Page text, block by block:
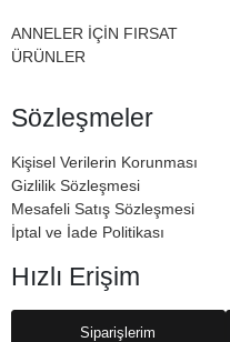
ANNELER İÇİN FIRSAT
ÜRÜNLER
Sözleşmeler
Kişisel Verilerin Korunması
Gizlilik Sözleşmesi
Mesafeli Satış Sözleşmesi
İptal ve İade Politikası
Hızlı Erişim
Siparişlerim